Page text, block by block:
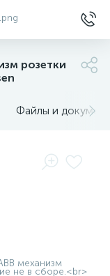
розетки
Файлы и